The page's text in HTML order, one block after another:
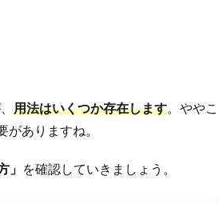
用法はいくつか存在します。ややこ
ありますね。
」 を確認していきましょう。